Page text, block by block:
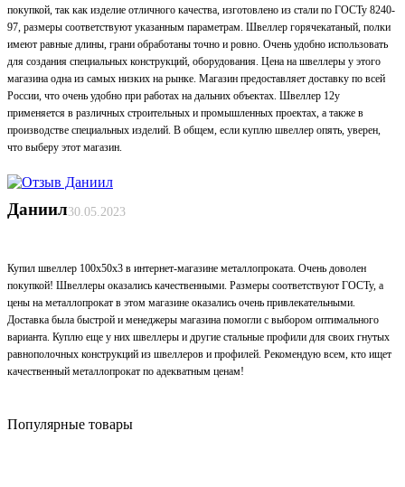
покупкой, так как изделие отличного качества, изготовлено из стали по ГОСТу 8240-
97, размеры соответствуют указанным параметрам. Швеллер горячекатаный, полки
имеют равные длины, грани обработаны точно и ровно. Очень удобно использовать
для создания специальных конструкций, оборудования. Цена на швеллеры у этого
магазина одна из самых низких на рынке. Магазин предоставляет доставку по всей
России, что очень удобно при работах на дальних объектах. Швеллер 12у
применяется в различных строительных и промышленных проектах, а также в
производстве специальных изделий. В общем, если куплю швеллер опять, уверен,
что выберу этот магазин.
Даниил30.05.2023
Купил швеллер 100х50х3 в интернет-магазине металлопроката. Очень доволен
покупкой! Швеллеры оказались качественными. Размеры соответствуют ГОСТу, а
цены на металлопрокат в этом магазине оказались очень привлекательными.
Доставка была быстрой и менеджеры магазина помогли с выбором оптимального
варианта. Куплю еще у них швеллеры и другие стальные профили для своих гнутых
равнополочных конструкций из швеллеров и профилей. Рекомендую всем, кто ищет
качественный металлопрокат по адекватным ценам!
Популярные товары